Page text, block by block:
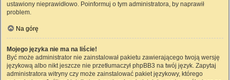
ustawiony nieprawidłowo. Poinformuj o tym administratora, by naprawił
problem.
Na górę
Mojego języka nie ma na liście!
Być może administrator nie zainstalował pakietu zawierającego twoją wersję
językową albo nikt jeszcze nie przetłumaczył phpBB3 na twój język. Zapytaj
administratora witryny czy może zainstalować pakiet językowy, którego